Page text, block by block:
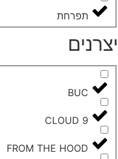
‮תפרחת‬
BUC
CLOUD 9
FROM THE HOOD